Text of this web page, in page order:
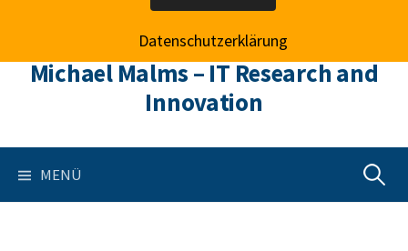
Michael Malms – IT Research and
Innovation
MENÜ Suchen
Datenschutzerklärung